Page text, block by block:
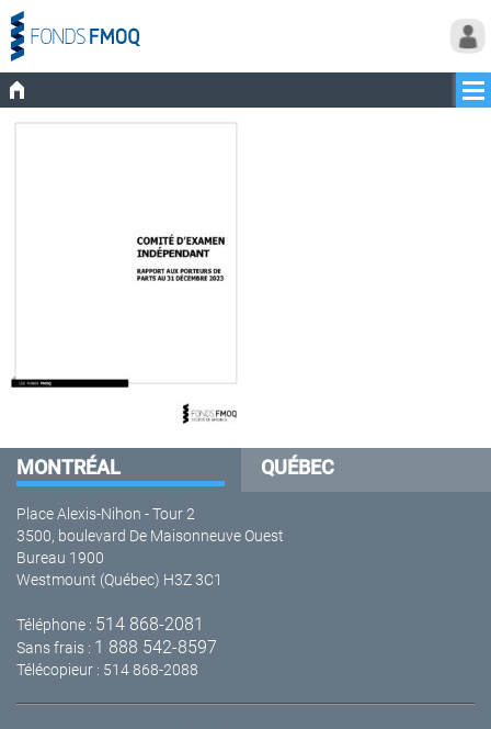
MONTRÉAL QUÉBEC
Place Alexis-Nihon - Tour 2
3500, boulevard De Maisonneuve Ouest
Bureau 1900
Westmount (Québec) H3Z 3C1
Téléphone : 514 868-2081
Sans frais : 1 888 542-8597
Télécopieur : 514 868-2088